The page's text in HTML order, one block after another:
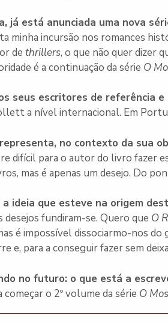
já está anunciada uma nova
minha incursão nos romances
de thrillers, o que não quer dizer
é a continuação da série O
seus escritores de referência
a nível internacional. Em
no contexto da sua
difícil para o autor do livro fazer
mas é apenas um desejo. Do
a ideia que esteve na origem
desejos fundiram-se. Quero que O
é impossível dissociarmo-nos
e, para a conseguir fazer sem
no futuro: o que está a
começar o 2º volume da série O